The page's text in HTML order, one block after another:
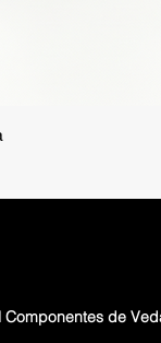
Componentes de